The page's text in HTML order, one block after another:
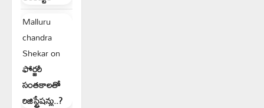
Malluru
chandra
Shekaron
ఫోర్జరీ
సంతకాలతో
రిజిస్ట్రేషన్లు..?